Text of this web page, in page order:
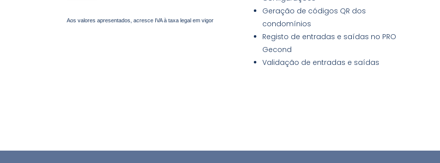
Manutenção:
Aos valores apresentados, acresce IVA à taxa legal em vigor
Geração de códigos QR dos
condomínios
Registo de entradas e saídas no PRO
Gecond
Validação de entradas e saídas